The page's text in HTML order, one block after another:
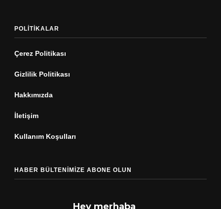
POLITIKALAR
Çerez Politikası
Gizlilik Politikası
Hakkımızda
İletişim
Kullanım Koşulları
HABER BÜLTENIMIZE ABONE OLUN
Hey merhaba